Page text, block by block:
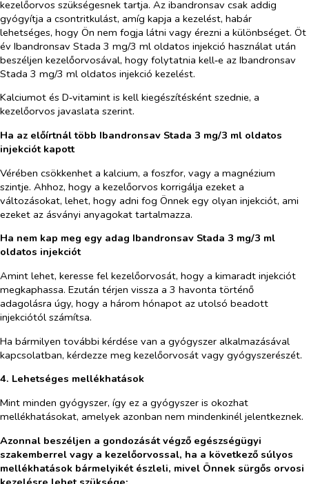
kezelőorvos szükségesnek tartja. Az ibandronsav csak addig
gyógyítja a csontritkulást, amíg kapja a kezelést, habár
lehetséges, hogy Ön nem fogja látni vagy érezni a különbséget. Öt
év Ibandronsav Stada 3 mg/3 ml oldatos injekció használat után
beszéljen kezelőorvosával, hogy folytatnia kell‑e az Ibandronsav
Stada 3 mg/3 ml oldatos injekció kezelést.
Kalciumot és D‑vitamint is kell kiegészítésként szednie, a
kezelőorvos javaslata szerint.
Ha az előírtnál több Ibandronsav Stada 3 mg/3 ml oldatos
injekciót kapott
Vérében csökkenhet a kalcium, a foszfor, vagy a magnézium
szintje. Ahhoz, hogy a kezelőorvos korrigálja ezeket a
változásokat, lehet, hogy adni fog Önnek egy olyan injekciót, ami
ezeket az ásványi anyagokat tartalmazza.
Ha nem kap meg egy adag Ibandronsav Stada 3 mg/3 ml
oldatos injekciót
Amint lehet, keresse fel kezelőorvosát, hogy a kimaradt injekciót
megkaphassa. Ezután térjen vissza a 3 havonta történő
adagolásra úgy, hogy a három hónapot az utolsó beadott
injekciótól számítsa.
Ha bármilyen további kérdése van a gyógyszer alkalmazásával
kapcsolatban, kérdezze meg kezelőorvosát vagy gyógyszerészét.
4. Lehetséges mellékhatások
Mint minden gyógyszer, így ez a gyógyszer is okozhat
mellékhatásokat, amelyek azonban nem mindenkinél jelentkeznek.
Azonnal beszéljen a gondozását végző egészségügyi
szakemberrel vagy a kezelőorvossal, ha a következő súlyos
mellékhatások bármelyikét észleli, mivel Önnek sürgős orvosi